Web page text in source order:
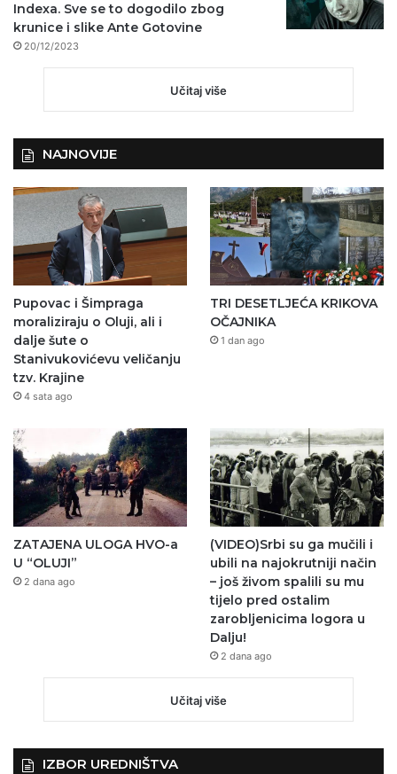
Indexa. Sve se to dogodilo zbog
krunice i slike Ante Gotovine
20/12/2023
Učitaj više
NAJNOVIJE
Pupovac i Šimpraga
moraliziraju o Oluji, ali i
dalje šute o
Stanivukovićevu veličanju
tzv. Krajine
4 sata ago
TRI DESETLJEĆA KRIKOVA
OČAJNIKA
1 dan ago
ZATAJENA ULOGA HVO-a
U “OLUJI”
2 dana ago
(VIDEO)Srbi su ga mučili i
ubili na najokrutniji način
– još živom spalili su mu
tijelo pred ostalim
zarobljenicima logora u
Dalju!
2 dana ago
Učitaj više
IZBOR UREDNIŠTVA